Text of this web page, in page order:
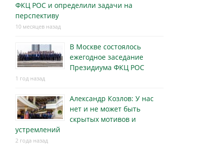
ФКЦ РОС и определили задачи на
перспективу
10 месяцев назад
В Москве состоялось
ежегодное заседание
Президиума ФКЦ РОС
1 год назад
Александр Козлов: У нас
нет и не может быть
скрытых мотивов и
устремлений
2 года назад